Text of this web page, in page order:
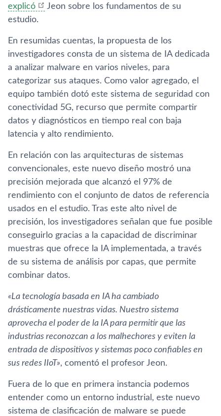
explicó
Jeon sobre los fundamentos de su
estudio.
En resumidas cuentas, la propuesta de los
investigadores consta de un sistema de IA dedicada
a analizar malware en varios niveles, para
categorizar sus ataques. Como valor agregado, el
equipo también dotó este sistema de seguridad con
conectividad 5G, recurso que permite compartir
datos y diagnósticos en tiempo real con baja
latencia y alto rendimiento.
En relación con las arquitecturas de sistemas
convencionales, este nuevo diseño mostró una
precisión mejorada que alcanzó el 97% de
rendimiento con el conjunto de datos de referencia
usados en el estudio. Tras este alto nivel de
precisión, los investigadores señalan que fue posible
conseguirlo gracias a la capacidad de discriminar
muestras que ofrece la IA implementada, a través
de su sistema de análisis por capas, que permite
combinar datos.
«La tecnología basada en IA ha cambiado
drásticamente nuestras vidas. Nuestro sistema
aprovecha el poder de la IA para permitir que las
industrias reconozcan a los malhechores y eviten la
entrada de dispositivos y sistemas poco confiables en
sus redes IIoT», comentó el profesor Jeon.
Fuera de lo que en primera instancia podemos
entender como un entorno industrial, este nuevo
sistema de clasificación de malware se puede